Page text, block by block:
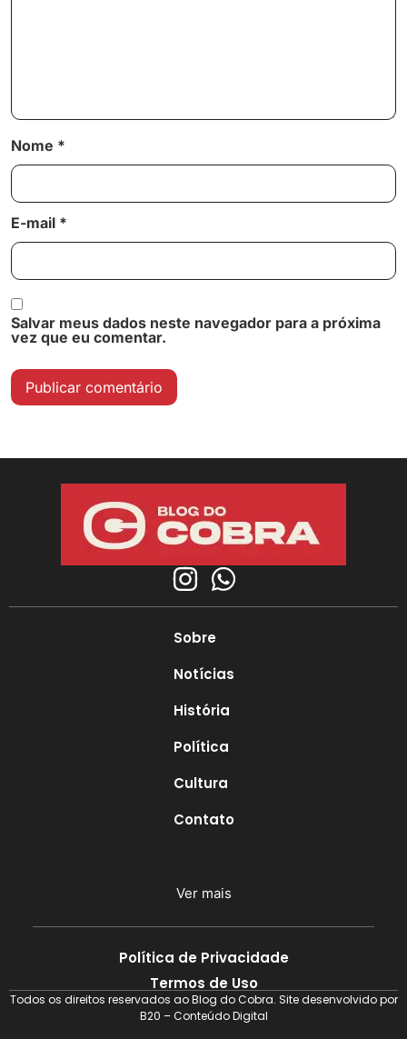
Nome *
E-mail *
Salvar meus dados neste navegador para a próxima
vez que eu comentar.
Sobre
Notícias
História
Política
Cultura
Contato
Ver mais
Política de Privacidade
Termos de Uso
Todos os direitos reservados ao Blog do Cobra. Site desenvolvido por
B20 – Conteúdo Digital